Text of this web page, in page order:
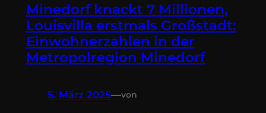
Minedorf knackt 7 Millionen,
Louisvilla erstmals Großstadt:
Einwohnerzahlen in der
Metropolregion Minedorf
5. März 2025—von